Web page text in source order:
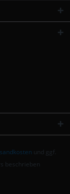
und ggf.
beschrieben